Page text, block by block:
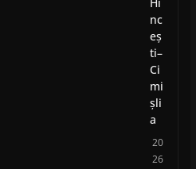
nc
eș
ti–
Ci
mi
șli
a
20
26